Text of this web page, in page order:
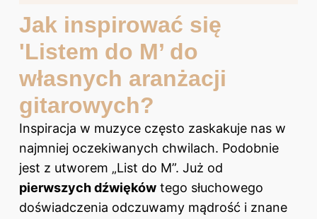
Jak inspirować się
'Listem do M’ do
własnych aranżacji
gitarowych?
Inspiracja w muzyce często zaskakuje nas w
najmniej oczekiwanych chwilach. Podobnie
jest z utworem „List do M”. Już od
pierwszych dźwięków tego słuchowego
doświadczenia odczuwamy mądrość i znane